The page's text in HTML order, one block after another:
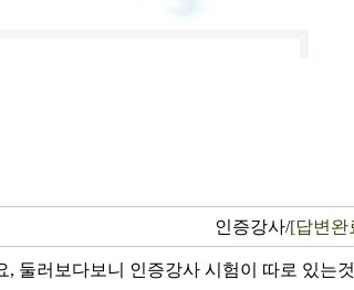
인증강사/[답변완
둘러보다보니 인증강사 시험이 따로 있